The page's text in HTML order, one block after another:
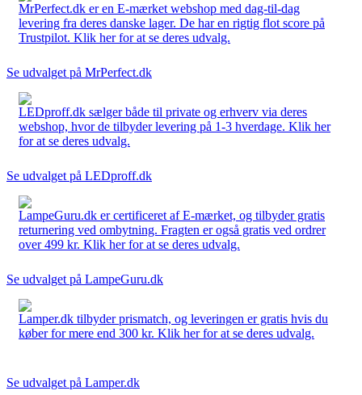
MrPerfect.dk er en E-mærket webshop med dag-til-dag
levering fra deres danske lager. De har en rigtig flot score på
Trustpilot. Klik her for at se deres udvalg.
Se udvalget på MrPerfect.dk
LEDproff.dk sælger både til private og erhverv via deres
webshop, hvor de tilbyder levering på 1-3 hverdage. Klik her
for at se deres udvalg.
Se udvalget på LEDproff.dk
LampeGuru.dk er certificeret af E-mærket, og tilbyder gratis
returnering ved ombytning. Fragten er også gratis ved ordrer
over 499 kr. Klik her for at se deres udvalg.
Se udvalget på LampeGuru.dk
Lamper.dk tilbyder prismatch, og leveringen er gratis hvis du
køber for mere end 300 kr. Klik her for at se deres udvalg.
Se udvalget på Lamper.dk